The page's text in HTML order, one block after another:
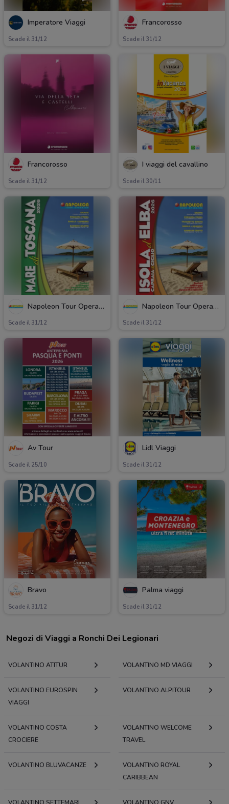
Imperatore Viaggi
Scade il 31/12
Francorosso
Scade il 31/12
Francorosso
Scade il 31/12
I viaggi del cavallino
Scade il 30/11
Napoleon Tour Operator
Scade il 31/12
Napoleon Tour Operator
Scade il 31/12
Av Tour
Scade il 25/10
Lidl Viaggi
Scade il 31/12
Bravo
Scade il 31/12
Palma viaggi
Scade il 31/12
Negozi di Viaggi a Ronchi Dei Legionari
VOLANTINO ATITUR VOLANTINO MD VIAGGI
VOLANTINO EUROSPIN
VIAGGI
VOLANTINO ALPITOUR
VOLANTINO COSTA
CROCIERE
VOLANTINO WELCOME
TRAVEL
VOLANTINO BLUVACANZE
VOLANTINO ROYAL
CARIBBEAN